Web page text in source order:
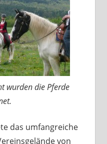
wurden die Pferde
das umfangreiche
von